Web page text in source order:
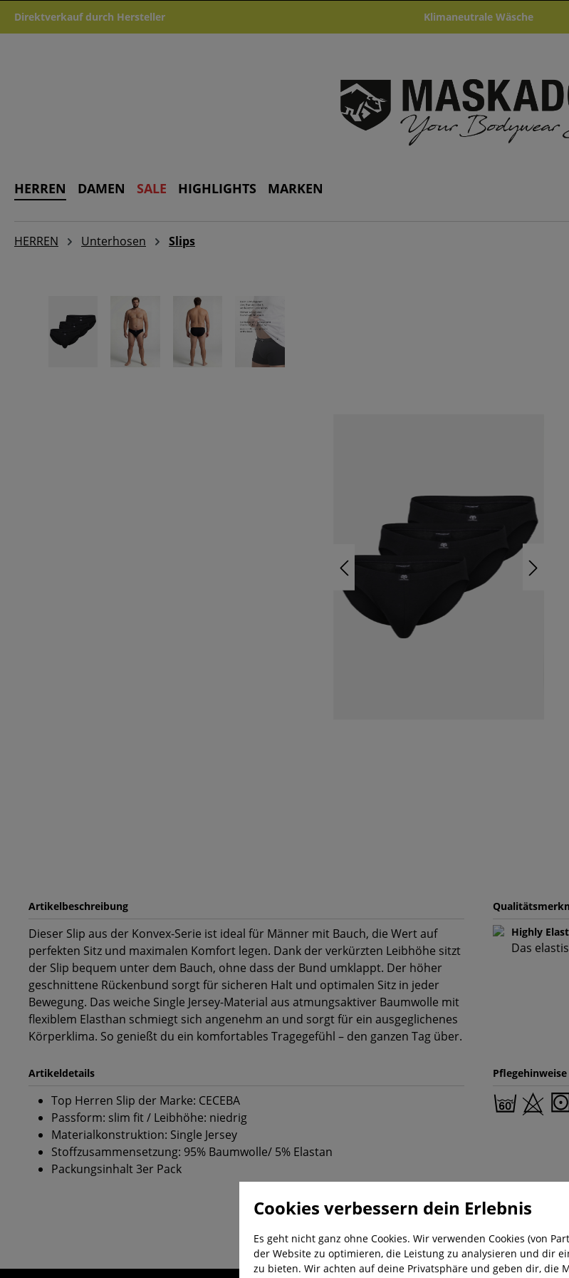
Hauptinhalt springen
Zur Suche springen
Zur Hauptnavigation springen
Direktverkauf durch Hersteller Klimaneutrale Wäsche
HERREN DAMEN SALE HIGHLIGHTS MARKEN
HERREN Unterhosen Slips
Artikelbeschreibung
Dieser Slip aus der Konvex-Serie ist ideal für Männer mit Bauch, die Wert auf
perfekten Sitz und maximalen Komfort legen. Dank der verkürzten Leibhöhe sitzt
der Slip bequem unter dem Bauch, ohne dass der Bund umklappt. Der höher
geschnittene Rückenbund sorgt für sicheren Halt und optimalen Sitz in jeder
Bewegung. Das weiche Single Jersey-Material aus atmungsaktiver Baumwolle mit
flexiblem Elasthan schmiegt sich angenehm an und sorgt für ein ausgeglichenes
Körperklima. So genießt du ein komfortables Tragegefühl – den ganzen Tag über.
Highly
Das
Artikeldetails
Top Herren Slip der Marke: CECEBA
Passform: slim fit / Leibhöhe: niedrig
Materialkonstruktion: Single Jersey
Stoffzusammensetzung: 95% Baumwolle/ 5% Elastan
Packungsinhalt 3er Pack
Pflegehinweise
Cookies verbessern dein Erlebnis
Es geht nicht ganz ohne Cookies. Wir verwenden Cookies (von
der Website zu optimieren, die Leistung zu analysieren und dir
zu bieten. Wir achten auf deine Privatsphäre und geben dir, die